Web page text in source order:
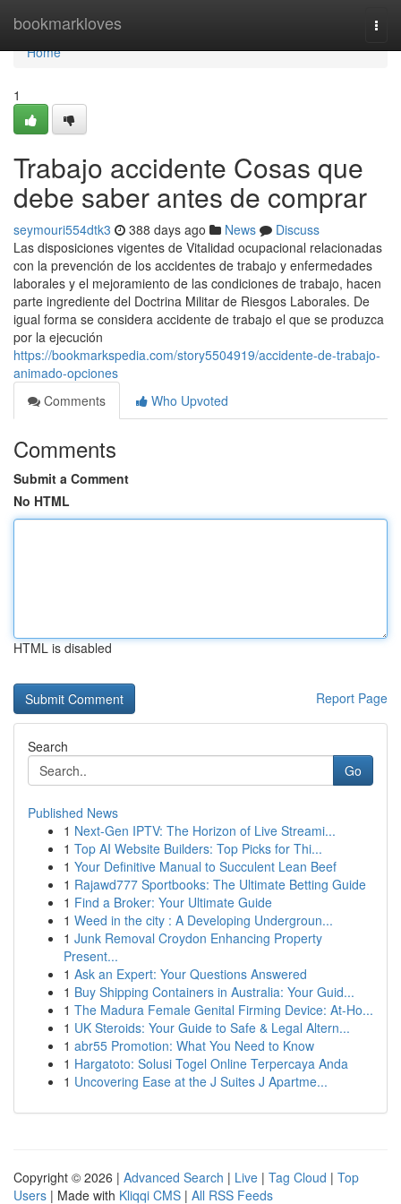
bookmarkloves
Home
Home
1
Trabajo accidente Cosas que
debe saber antes de comprar
seymouri554dtk3 388 days ago News
Discuss
Las disposiciones vigentes de Vitalidad ocupacional relacionadas
con la prevención de los accidentes de trabajo y enfermedades
laborales y el mejoramiento de las condiciones de trabajo, hacen
parte ingrediente del Doctrina Militar de Riesgos Laborales. De
igual forma se considera accidente de trabajo el que se produzca
por la ejecución
https://bookmarkspedia.com/story5504919/accidente-de-trabajo-
animado-opciones
Comments
Who Upvoted
Comments
Submit a Comment
No HTML
HTML is disabled
Report Page
Search
Go
Published News
1 Next-Gen IPTV: The Horizon of Live Streami...
1 Top AI Website Builders: Top Picks for Thi...
1 Your Definitive Manual to Succulent Lean Beef
1 Rajawd777 Sportbooks: The Ultimate Betting Guide
1 Find a Broker: Your Ultimate Guide
1 Weed in the city : A Developing Undergroun...
1 Junk Removal Croydon Enhancing Property
Present...
1 Ask an Expert: Your Questions Answered
1 Buy Shipping Containers in Australia: Your Guid...
1 The Madura Female Genital Firming Device: At-Ho...
1 UK Steroids: Your Guide to Safe & Legal Altern...
1 abr55 Promotion: What You Need to Know
1 Hargatoto: Solusi Togel Online Terpercaya Anda
1 Uncovering Ease at the J Suites J Apartme...
Copyright © 2026 | Advanced Search | Live | Tag Cloud | Top
Users | Made with Kliqqi CMS | All RSS Feeds